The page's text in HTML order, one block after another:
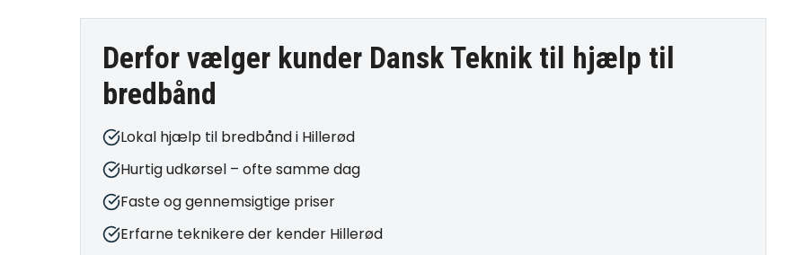
Derfor vælger kunder Dansk Teknik til hjælp til
bredbånd
Lokal hjælp til bredbånd i Hillerød
Hurtig udkørsel – ofte samme dag
Faste og gennemsigtige priser
Erfarne teknikere der kender Hillerød